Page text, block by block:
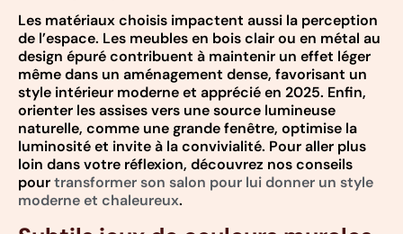
Les matériaux choisis impactent aussi la perception
de l’espace. Les meubles en bois clair ou en métal au
design épuré contribuent à maintenir un effet léger
même dans un aménagement dense, favorisant un
style intérieur moderne et apprécié en 2025. Enfin,
orienter les assises vers une source lumineuse
naturelle, comme une grande fenêtre, optimise la
luminosité et invite à la convivialité. Pour aller plus
loin dans votre réflexion, découvrez nos conseils
pourtransformer son salon pour lui donner un style
moderne et chaleureux.